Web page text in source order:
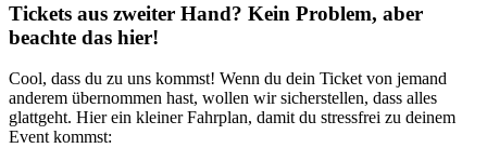
Tickets aus zweiter Hand? Kein Problem, aber
beachte das hier!
Cool, dass du zu uns kommst! Wenn du dein Ticket von jemand
anderem übernommen hast, wollen wir sicherstellen, dass alles
glattgeht. Hier ein kleiner Fahrplan, damit du stressfrei zu deinem
Event kommst: